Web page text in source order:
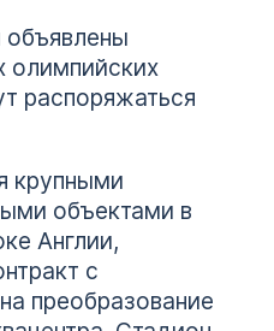
олимпийских
распоряжаться
крупными
объектами в
Англии,
с
преобразование